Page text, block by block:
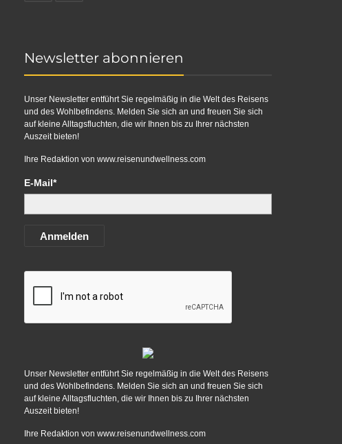
Newsletter abonnieren
Unser Newsletter entführt Sie regelmäßig in die Welt des Reisens
und des Wohlbefindens. Melden Sie sich an und freuen Sie sich
auf kleine Alltagsfluchten, die wir Ihnen bis zu Ihrer nächsten
Auszeit bieten!
Ihre Redaktion von www.reisenundwellness.com
E-Mail*
Anmelden
Unser Newsletter entführt Sie regelmäßig in die Welt des Reisens
und des Wohlbefindens. Melden Sie sich an und freuen Sie sich
auf kleine Alltagsfluchten, die wir Ihnen bis zu Ihrer nächsten
Auszeit bieten!
Ihre Redaktion von www.reisenundwellness.com